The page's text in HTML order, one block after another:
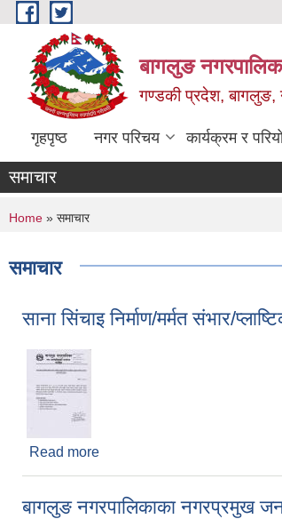
Skip to main content
बागलुङ
गण्डकी प्रदेश, बागलुङ,
गृहपृष्ठ नगर परिचय कार्यक्रम र
समाचार
You are here
Home » समाचार
समाचार
साना सिंचाइ निर्माण/मर्मत संभार/
Read more
बागलुङ नगरपालिकाका नगरप्रमुख